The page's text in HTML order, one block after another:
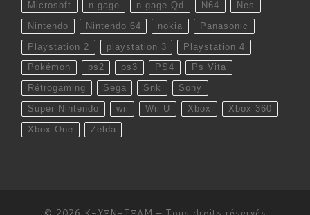
Microsoft n-gage n-gage Qd N64 Nes
Nintendo Nintendo 64 nokia Panasonic
Playstation 2 playstation 3 Playstation 4
Pokémon ps2 ps3 PS4 Ps Vita
Rétrogaming Sega Snk Sony
Super Nintendo wii Wii U Xbox Xbox 360
Xbox One Zelda